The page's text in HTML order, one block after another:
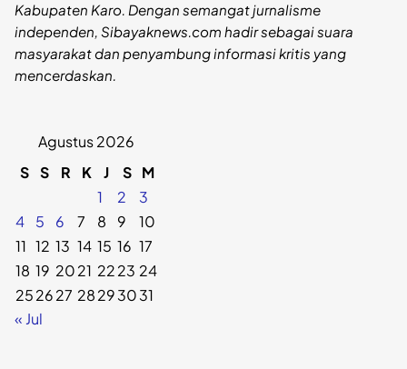
Kabupaten Karo. Dengan semangat jurnalisme
independen, Sibayaknews.com hadir sebagai suara
masyarakat dan penyambung informasi kritis yang
mencerdaskan.
Agustus 2026
S S R K J S M
1
2
3
4
5 6 7 8 9
10
11 12 13 14 15 16 17
18 19 2021 2223 24
252627 28293031
« Jul